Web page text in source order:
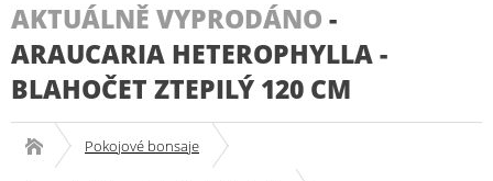
AKTUÁLNĚ VYPRODÁNO -
ARAUCARIA HETEROPHYLLA -
BLAHOČET ZTEPILÝ 120 CM
Pokojové bonsaje